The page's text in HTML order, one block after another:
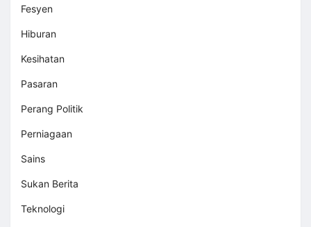
Fesyen
Hiburan
Kesihatan
Pasaran
Perang Politik
Perniagaan
Sains
Sukan Berita
Teknologi